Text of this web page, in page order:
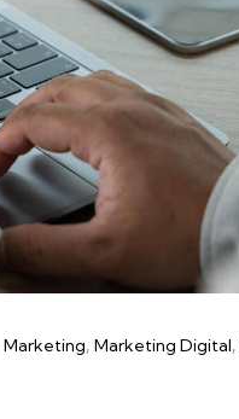
Marketing Marketing Digital